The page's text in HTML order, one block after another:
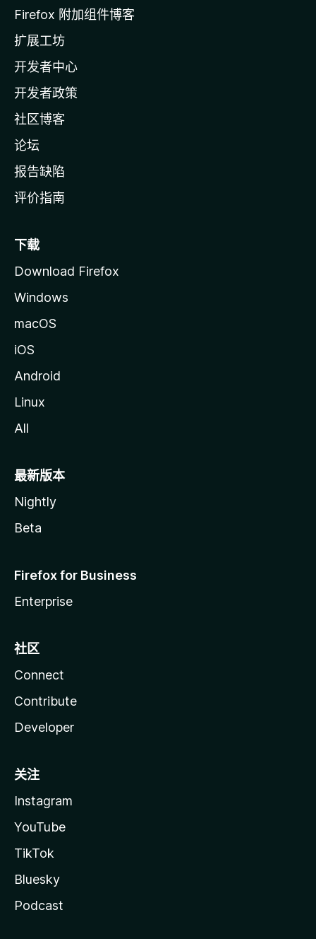
l
a
主
页
Firefox 附加组件博客
扩展工坊
开发者中心
开发者政策
社区博客
论坛
报告缺陷
评价指南
下载
Download Firefox
Windows
macOS
iOS
Android
Linux
All
最新版本
Nightly
Beta
Firefox for Business
Enterprise
社区
Connect
Contribute
Developer
关注
Instagram
YouTube
TikTok
Bluesky
Podcast